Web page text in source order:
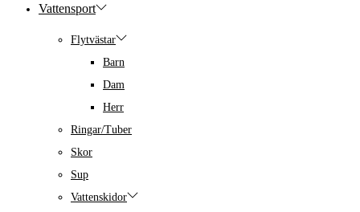
Vattensport
Flytvästar
Barn
Dam
Herr
Ringar/Tuber
Skor
Sup
Vattenskidor